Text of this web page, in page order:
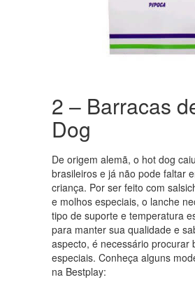
2 – Barracas
Dog
De origem alemã, o hot dog
brasileiros e já não pode faltar
criança. Por ser feito com
e molhos especiais, o lanche
tipo de suporte e temperatura
para manter sua qualidade e
aspecto, é necessário procurar
especiais. Conheça alguns
na Bestplay: